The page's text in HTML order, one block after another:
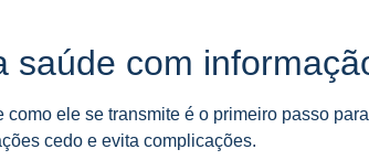
saúde com
como ele se transmite é o primeiro passo
cedo e evita complicações.